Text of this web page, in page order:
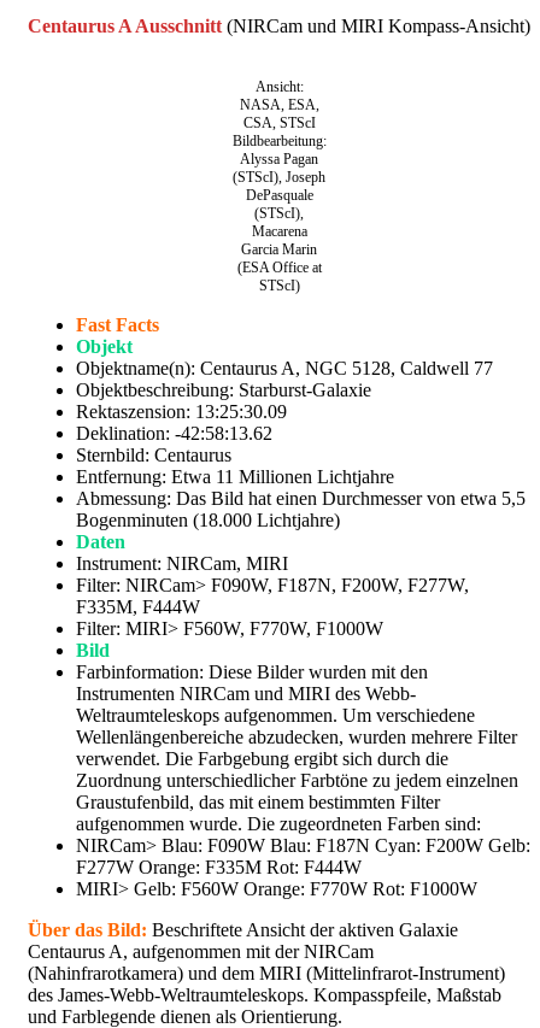
Centaurus A Ausschnitt (NIRCam und MIRI Kompass-Ansicht)
Ansicht:
NASA, ESA,
CSA, STScI
Bildbearbeitung:
Alyssa Pagan
(STScI), Joseph
DePasquale
(STScI),
Macarena
Garcia Marin
(ESA Office at
STScI)
Fast Facts
Objekt
Objektname(n): Centaurus A, NGC 5128, Caldwell 77
Objektbeschreibung: Starburst-Galaxie
Rektaszension: 13:25:30.09
Deklination: -42:58:13.62
Sternbild: Centaurus
Entfernung: Etwa 11 Millionen Lichtjahre
Abmessung: Das Bild hat einen Durchmesser von etwa 5,5
Bogenminuten (18.000 Lichtjahre)
Daten
Instrument: NIRCam, MIRI
Filter: NIRCam> F090W, F187N, F200W, F277W,
F335M, F444W
Filter: MIRI> F560W, F770W, F1000W
Bild
Farbinformation: Diese Bilder wurden mit den
Instrumenten NIRCam und MIRI des Webb-
Weltraumteleskops aufgenommen. Um verschiedene
Wellenlängenbereiche abzudecken, wurden mehrere Filter
verwendet. Die Farbgebung ergibt sich durch die
Zuordnung unterschiedlicher Farbtöne zu jedem einzelnen
Graustufenbild, das mit einem bestimmten Filter
aufgenommen wurde. Die zugeordneten Farben sind:
NIRCam> Blau: F090W Blau: F187N Cyan: F200W Gelb:
F277W Orange: F335M Rot: F444W
MIRI> Gelb: F560W Orange: F770W Rot: F1000W
Über das Bild: Beschriftete Ansicht der aktiven Galaxie
Centaurus A, aufgenommen mit der NIRCam
(Nahinfrarotkamera) und dem MIRI (Mittelinfrarot-Instrument)
des James-Webb-Weltraumteleskops. Kompasspfeile, Maßstab
und Farblegende dienen als Orientierung.